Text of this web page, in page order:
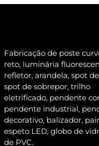
Fabricação de poste
reto, luminária
refletor, arandela, spot
spot de sobrepor, trilho
eletrificado, pendente
pendente industrial,
decorativo, balizador,
espeto LED, globo de
de PVC.